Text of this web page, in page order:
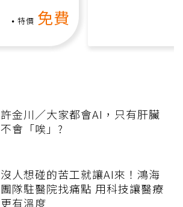
特價 免費
許金川／大家都會AI，只有肝臟
不會「唉」?
沒人想碰的苦工就讓AI來！鴻海
團隊駐醫院找痛點 用科技讓醫療
更有溫度